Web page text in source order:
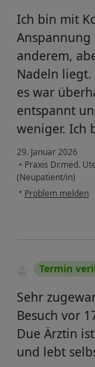
Ich bin mit
anderem,
Nadeln
es war
entspannt
weniger. Ich
29. Januar 2026
• Praxis Dr.med.
(Neupatient/in)
• Problem melden
Termin
Sehr
Besuch vor
Due Ärztin
und lebt